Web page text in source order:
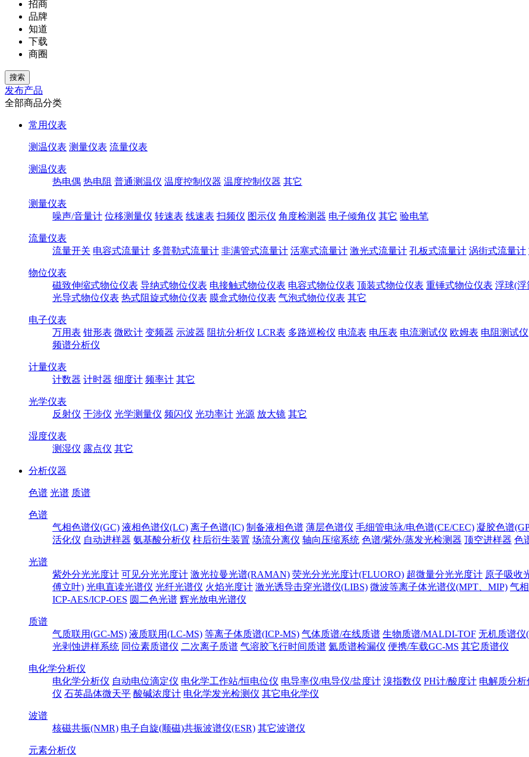
招商
品牌
知道
下载
商圈
发布产品
全部商品分类
常用仪表
测温仪表 测量仪表 流量仪表
测温仪表
热电偶 热电阻 普通测温仪 温度控制仪器 温度控制仪器 其它
测量仪表
噪声/音量计 位移测量仪 转速表 线速表 扫频仪 图示仪 角度检测器 电子倾角仪 其它 验电笔
流量仪表
流量开关 电容式流量计 多普勒式流量计 非满管式流量计 活塞式流量计 激光式流量计 孔板式流量计 涡街式流量计
物位仪表
磁致伸缩式物位仪表 导纳式物位仪表 电接触式物位仪表 电容式物位仪表 顶装式物位仪表 重锤式物位仪表 浮球(浮
光导式物位仪表 热式阻旋式物位仪表 膜盒式物位仪表 气泡式物位仪表 其它
电子仪表
万用表 钳形表 微欧计 变频器 示波器 阻抗分析仪 LCR表 多路巡检仪 电流表 电压表 电流测试仪 欧姆表 电阻测试仪
频谱分析仪
计量仪表
计数器 计时器 细度计 频率计 其它
光学仪表
反射仪 干涉仪 光学测量仪 频闪仪 光功率计 光源 放大镜 其它
湿度仪表
测湿仪 露点仪 其它
分析仪器
色谱 光谱 质谱
色谱
气相色谱仪(GC) 液相色谱仪(LC) 离子色谱(IC) 制备液相色谱 薄层色谱仪 毛细管电泳/电色谱(CE/CEC) 凝胶色谱
活化仪 自动进样器 氨基酸分析仪 柱后衍生装置 场流分离仪 轴向压缩系统 色谱/紫外/蒸发光检测器 顶空进样器 色
光谱
紫外分光光度计 可见分光光度计 激光拉曼光谱(RAMAN) 荧光分光光度计(FLUORO) 超微量分光光度计 原子吸收
傅立叶) 光电直读光谱仪 光纤光谱仪 火焰光度计 激光诱导击穿光谱仪(LIBS) 微波等离子体光谱仪(MPT、MIP) 气
ICP-AES/ICP-OES 圆二色光谱 辉光放电光谱仪
质谱
气质联用(GC-MS) 液质联用(LC-MS) 等离子体质谱(ICP-MS) 气体质谱/在线质谱 生物质谱/MALDI-TOF 无机质谱仪
光剥蚀进样系统 同位素质谱仪 二次离子质谱 气溶胶飞行时间质谱 氦质谱检漏仪 便携/车载GC-MS 其它质谱仪
电化学分析仪
电化学分析仪 自动电位滴定仪 电化学工作站/恒电位仪 电导率仪/电导仪/盐度计 溴指数仪 PH计/酸度计 电解质分析
仪 石英晶体微天平 酸碱浓度计 电化学发光检测仪 其它电化学仪
波谱
核磁共振(NMR) 电子自旋(顺磁)共振波谱仪(ESR) 其它波谱仪
元素分析仪